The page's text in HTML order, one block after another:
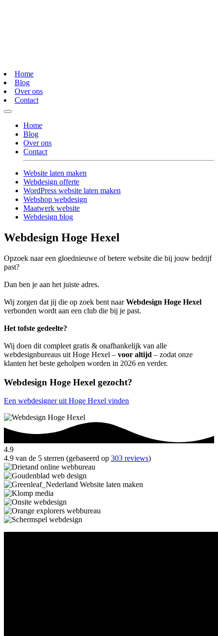
Home
Blog
Over ons
Contact
Home
Blog
Over ons
Contact
Website laten maken
Webdesign offerte
WordPress website laten maken
Webshop webdesign
Maatwerk website
Webdesign blog
Webdesign Hoge Hexel
Opzoek naar een gloednieuwe of betere website die bij jouw bedrijf
past?
Dan ben je aan het juiste adres.
Wij zorgen dat jij die op zoek bent naarWebdesign Hoge Hexel
verbonden wordt aan een club die bij je past.
Het tofste gedeelte?
Wij doen dit compleet gratis & onafhankelijk van alle
webdesignbureaus uit Hoge Hexel – voor altijd – zodat onze
klanten het beste geholpen worden in 2026 en verder.
Webdesign Hoge Hexel gezocht?
Een webdesigner uit Hoge Hexel vinden
4.9
4.9 van de 5 sterren (gebaseerd op 303 reviews)